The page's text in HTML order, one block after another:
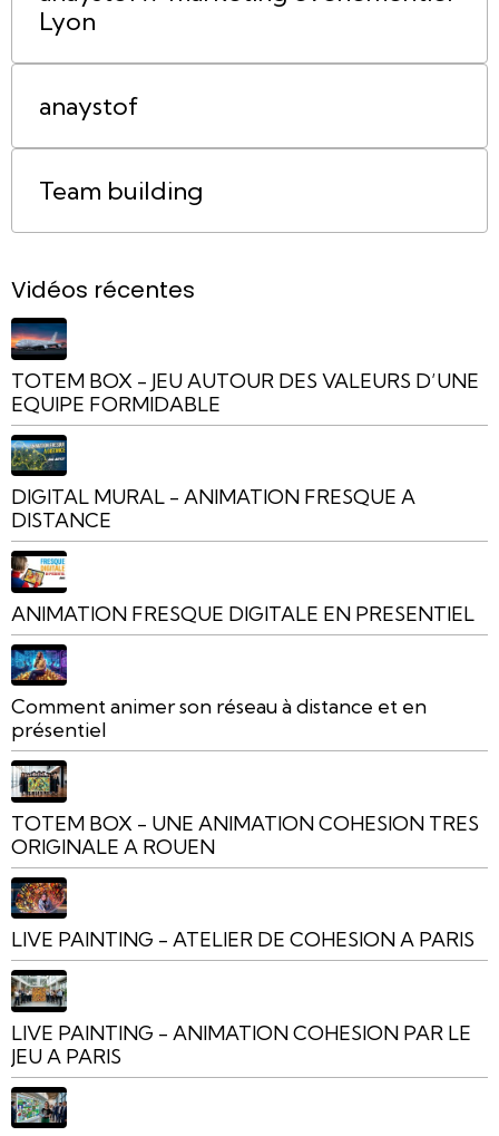
Lyon
anaystof
Team building
Vidéos récentes
TOTEM BOX - JEU AUTOUR DES VALEURS D’UNE
EQUIPE FORMIDABLE
DIGITAL MURAL - ANIMATION FRESQUE A
DISTANCE
ANIMATION FRESQUE DIGITALE EN PRESENTIEL
Comment animer son réseau à distance et en
présentiel
TOTEM BOX - UNE ANIMATION COHESION TRES
ORIGINALE A ROUEN
LIVE PAINTING - ATELIER DE COHESION A PARIS
LIVE PAINTING - ANIMATION COHESION PAR LE
JEU A PARIS